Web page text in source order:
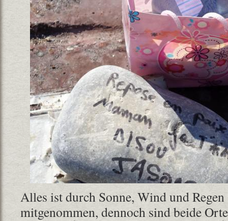
Alles ist durch Sonne, Wind und Regen
mitgenommen, dennoch sind beide